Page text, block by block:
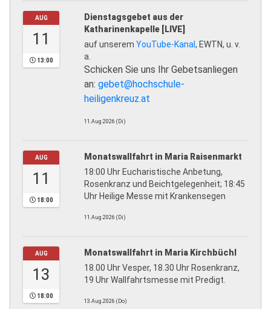
AUG
11
13:00
Dienstagsgebet aus der
Katharinenkapelle [LIVE]
auf unserem YouTube-Kanal, EWTN, u. v.
a.
Schicken Sie uns Ihr Gebetsanliegen
an: gebet@hochschule-
heiligenkreuz.at
11.Aug.2026 (Di)
AUG
11
18:00
Monatswallfahrt in Maria Raisenmarkt
18:00 Uhr Eucharistische Anbetung,
Rosenkranz und Beichtgelegenheit; 18:45
Uhr Heilige Messe mit Krankensegen
11.Aug.2026 (Di)
AUG
13
18:00
Monatswallfahrt in Maria Kirchbüchl
18.00 Uhr Vesper, 18.30 Uhr Rosenkranz,
19 Uhr Wallfahrtsmesse mit Predigt.
13.Aug.2026 (Do)